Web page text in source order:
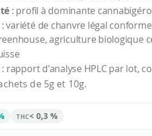
: profil à dominante
: variété de chanvre légal
agriculture biologique
: rapport d'analyse HPLC par lot,
de 5g et 10g.
THC< 0,3 %